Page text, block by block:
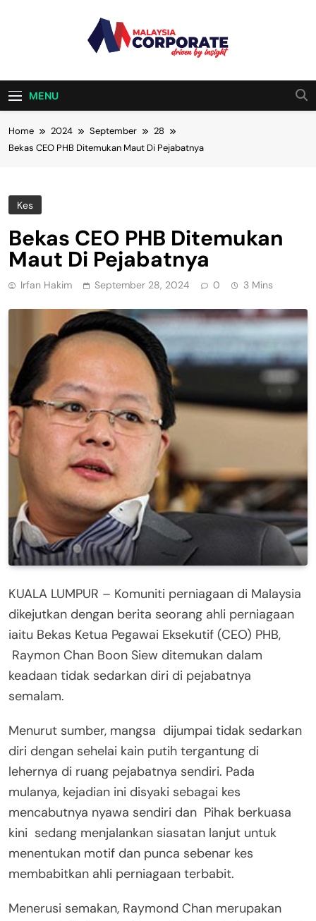
Malaysia
Corporate
MENU
Home 2024 September
28
Bekas CEO PHB Ditemukan Maut Di Pejabatnya
Kes
Bekas CEO PHB Ditemukan
Maut Di Pejabatnya
Irfan Hakim September 28, 2024 0 3 Mins
KUALA LUMPUR – Komuniti perniagaan di Malaysia
dikejutkan dengan berita seorang ahli perniagaan
iaitu Bekas Ketua Pegawai Eksekutif (CEO) PHB,
Raymon Chan Boon Siew ditemukan dalam
keadaan tidak sedarkan diri di pejabatnya
semalam.
Menurut sumber, mangsa dijumpai tidak sedarkan
diri dengan sehelai kain putih tergantung di
lehernya di ruang pejabatnya sendiri. Pada
mulanya, kejadian ini disyaki sebagai kes
mencabutnya nyawa sendiri dan Pihak berkuasa
kini sedang menjalankan siasatan lanjut untuk
menentukan motif dan punca sebenar kes
membabitkan ahli perniagaan terbabit.
Menerusi semakan, Raymond Chan merupakan